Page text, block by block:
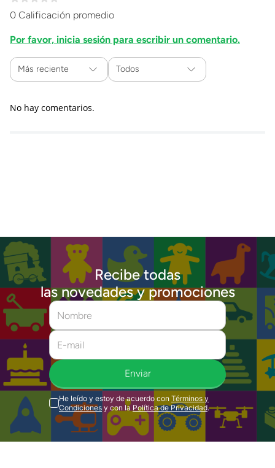
0 Calificación promedio
Por favor, inicia sesión para escribir un comentario.
Más reciente Todos
No hay comentarios.
Recibe todas
las novedades y promociones
Enviar
He leído y estoy de acuerdo con Términos y
Condiciones y con la Política de Privacidad.